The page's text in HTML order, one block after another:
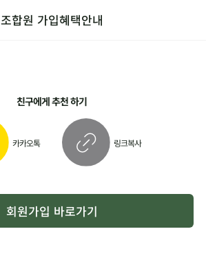
조합원 가입혜택안내
친구에게 추천 하기
카카오톡 링크복사
회원가입 바로가기